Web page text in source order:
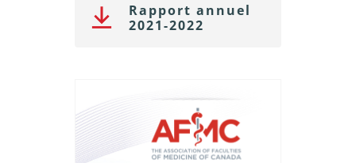
Rapport annuel
2021-2022